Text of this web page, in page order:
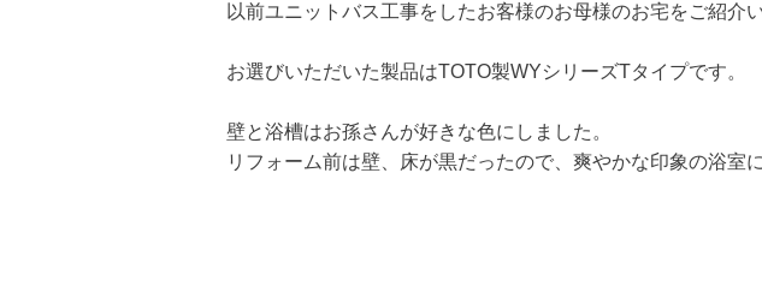
以前ユニットバス工事をしたお客様のお母様のお宅をご紹介
お選びいただいた製品はTOTO製WYシリーズTタイプです。
壁と浴槽はお孫さんが好きな色にしました。
リフォーム前は壁、床が黒だったので、爽やかな印象の浴室